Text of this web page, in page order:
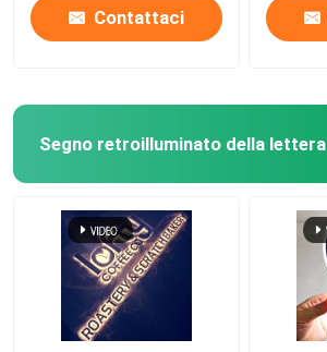
Contattaci
Segno retroilluminato della lettera